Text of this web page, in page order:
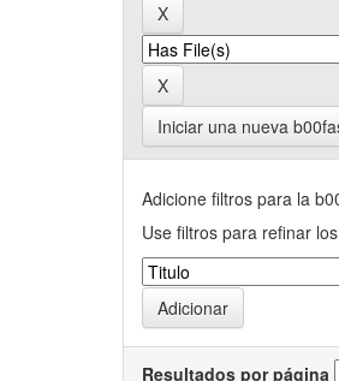
Iniciar una nueva
Adicione filtros para la
Use filtros para refinar
Resultados por página